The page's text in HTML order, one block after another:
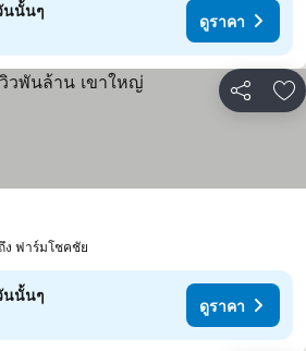
นนั้นๆ
ดูราคา
แชร์ เ
าคา
ง ฟาร์มโชคชัย
นนั้นๆ
ดูราคา